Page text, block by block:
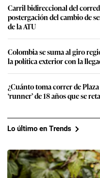
Carril bidireccional del
postergación del cambio de
de la ATU
Colombia se suma al giro
la política exterior con la
¿Cuánto toma correr de
‘runner’ de 18 años que se
Lo último en Trends